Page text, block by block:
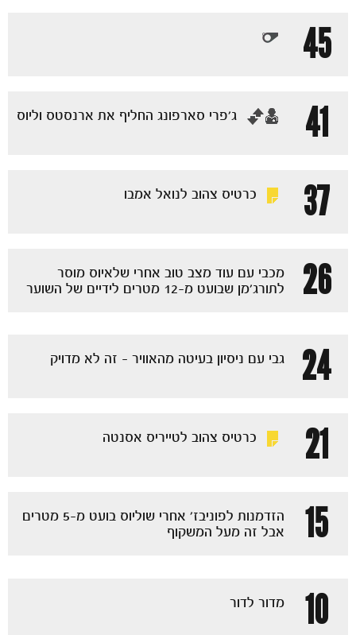
כרטיסים
45
41
‏ג'פרי סארפונג החליף את ארנסטס וליוס
37 כרטיס צהוב לנואל אמבו
26
מכבי עם עוד מצב טוב אחרי שלאיוס מוסר
לתורג'מן שבועט מ-12 מטרים לידיים של השוער
24 גבי עם ניסיון בעיטה מהאוויר - זה לא מדויק
21 כרטיס צהוב לטייריס אסנטה
15
הזדמנות לפוניבז' אחרי שוליוס בועט מ-5 מטרים
אבל זה מעל המשקוף
10 מדור לדור